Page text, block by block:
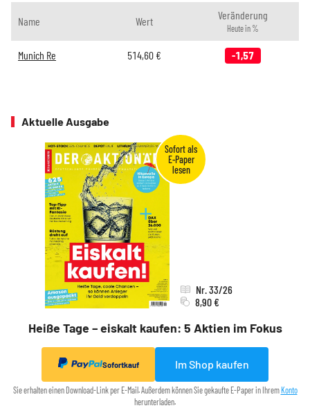
Name Wert Veränderung
Heute in %
Munich Re 514,60 € -1,57
Aktuelle Ausgabe
Heiße Tage – eiskalt kaufen: 5 Aktien im Fokus
Nr. 33/26
8,90 €
Sofortkauf Im Shop kaufen
Sie erhalten einen Download-Link per E-Mail. Außerdem können Sie gekaufte E-Paper in Ihrem Konto
herunterladen.